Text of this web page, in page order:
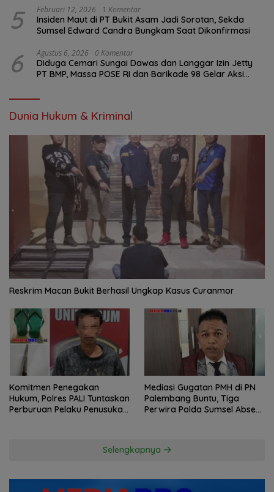
5 Februari 12, 2026 1 Komentar
Insiden Maut di PT Bukit Asam Jadi Sorotan, Sekda
Sumsel Edward Candra Bungkam Saat Dikonfirmasi
6 Agustus 6, 2026 0 Komentar
Diduga Cemari Sungai Dawas dan Langgar Izin Jetty
PT BMP, Massa POSE RI dan Barikade 98 Gelar Aksi
Dunia Hukum & Kriminal
Reskrim Macan Bukit Berhasil Ungkap Kasus Curanmor
Komitmen Penegakan
Hukum, Polres PALI Tuntaskan
Perburuan Pelaku Penusukan
Mediasi Gugatan PMH di PN
Palembang Buntu, Tiga
Perwira Polda Sumsel Absen,
Selengkapnya